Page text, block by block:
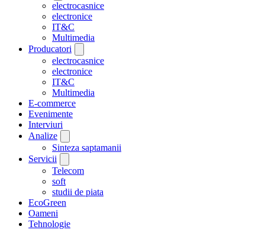
electrocasnice
electronice
IT&C
Multimedia
Producatori
electrocasnice
electronice
IT&C
Multimedia
E-commerce
Evenimente
Interviuri
Analize
Sinteza saptamanii
Servicii
Telecom
soft
studii de piata
EcoGreen
Oameni
Tehnologie